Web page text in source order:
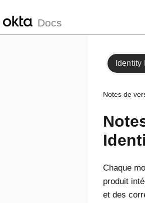
Docs
Identity
Notes de
Chaque
produit
et des